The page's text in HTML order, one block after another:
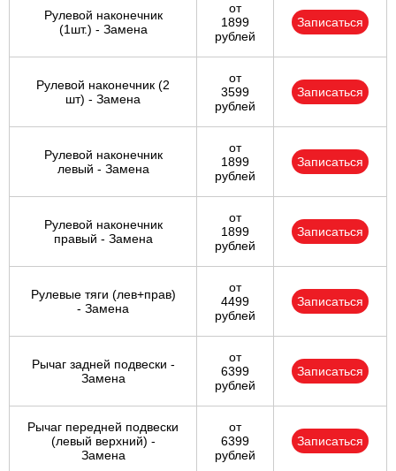
Рулевой наконечник
(1шт.) - Замена
от
1899
рублей
Записаться
Рулевой наконечник (2
шт) - Замена
от
3599
рублей
Записаться
Рулевой наконечник
левый - Замена
от
1899
рублей
Записаться
Рулевой наконечник
правый - Замена
от
1899
рублей
Записаться
Рулевые тяги (лев+прав)
- Замена
от
4499
рублей
Записаться
Рычаг задней подвески -
Замена
от
6399
рублей
Записаться
Рычаг передней подвески
(левый верхний) -
Замена
от
6399
рублей
Записаться